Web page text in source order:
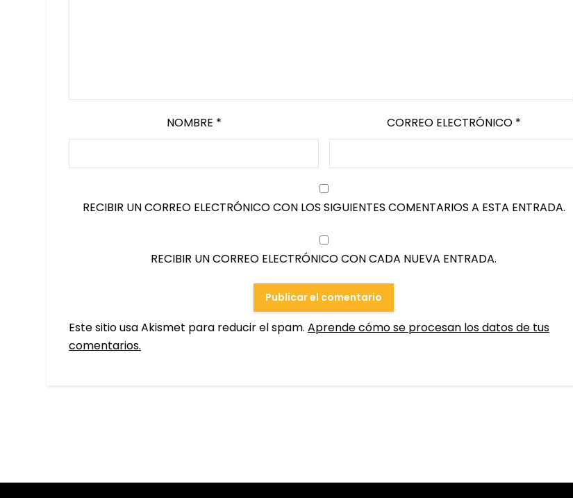
NOMBRE * CORREO ELECTRÓNICO *
RECIBIR UN CORREO ELECTRÓNICO CON LOS SIGUIENTES COMENTARIOS A ESTA ENTRADA.
RECIBIR UN CORREO ELECTRÓNICO CON CADA NUEVA ENTRADA.
Este sitio usa Akismet para reducir el spam.Aprende cómo se procesan los datos de tus
comentarios.